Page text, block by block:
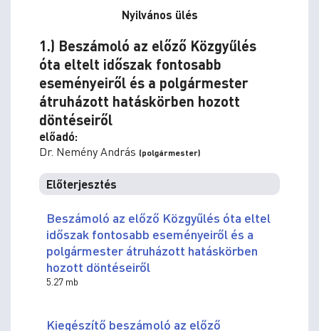
Nyilvános ülés
1.) Beszámoló az előző Közgyűlés
óta eltelt időszak fontosabb
eseményeiről és a polgármester
átruházott hatáskörben hozott
döntéseiről
előadó:
Dr. Nemény András (polgármester)
Előterjesztés
Beszámoló az előző Közgyűlés óta eltel
időszak fontosabb eseményeiről és a
polgármester átruházott hatáskörben
hozott döntéseiről
5.27 mb
Kiegészítő beszámoló az előző